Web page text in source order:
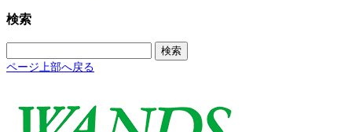
検索
検
索:
ページ上部へ戻る